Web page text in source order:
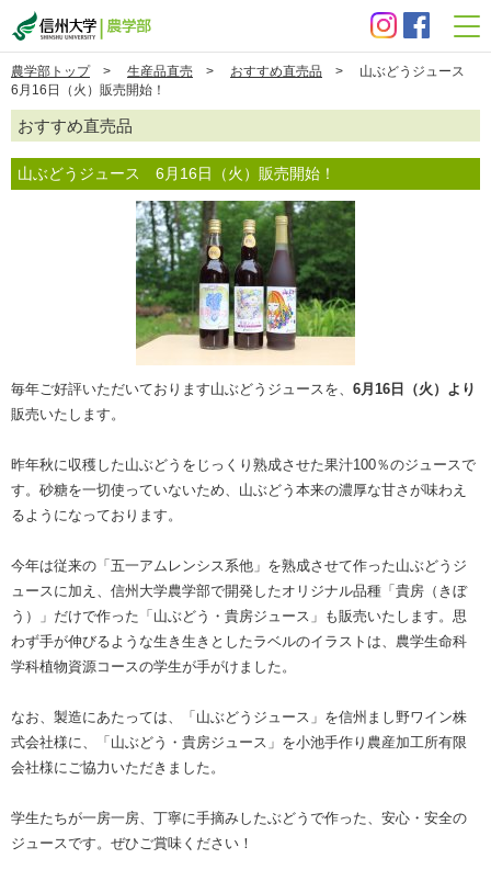
農学部トップ> 生産品直売 > おすすめ直売品 > 山ぶどうジュース
6月16日（火）販売開始！
おすすめ直売品
山ぶどうジュース 6月16日（火）販売開始！
毎年ご好評いただいております山ぶどうジュースを、 6月16日（火）より
販売いたします。
昨年秋に収穫した山ぶどうをじっくり熟成させた果汁100％のジュースで
す。砂糖を一切使っていないため、山ぶどう本来の濃厚な甘さが味わえ
るようになっております。
今年は従来の「五一アムレンシス系他」を熟成させて作った山ぶどうジ
ュースに加え、信州大学農学部で開発したオリジナル品種「貴房（きぼ
う）」だけで作った「山ぶどう・貴房ジュース」も販売いたします。思
わず手が伸びるような生き生きとしたラベルのイラストは、農学生命科
学科植物資源コースの学生が手がけました。
なお、製造にあたっては、「山ぶどうジュース」を信州まし野ワイン株
式会社様に、「山ぶどう・貴房ジュース」を小池手作り農産加工所有限
会社様にご協力いただきました。
学生たちが一房一房、丁寧に手摘みしたぶどうで作った、安心・安全の
ジュースです。ぜひご賞味ください！